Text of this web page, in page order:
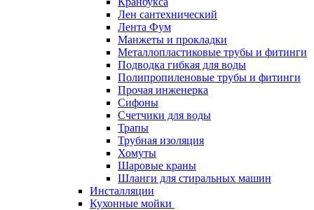
Лен сантехнический
Лента Фум
Манжеты и прокладки
Металлопластиковые трубы и фитинги
Подводка гибкая для воды
Полипропиленовые трубы и фитинги
Прочая инженерка
Сифоны
Счетчики для воды
Трапы
Трубная изоляция
Хомуты
Шаровые краны
Шланги для стиральных машин
Инсталляции
Кухонные мойки